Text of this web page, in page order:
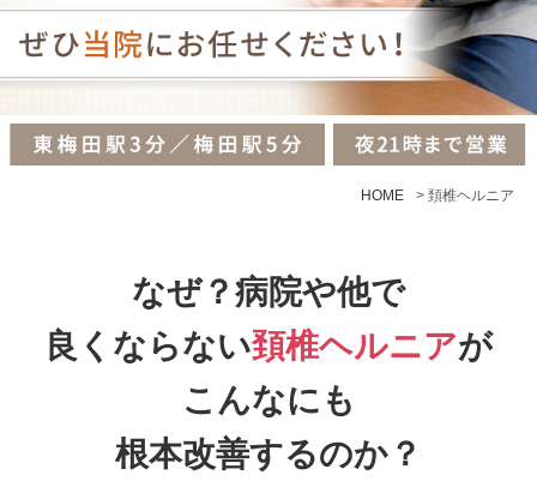
HOME >頚椎ヘルニア
なぜ？病院や他で
良くならない頚椎ヘルニアが
こんなにも
根本改善するのか？